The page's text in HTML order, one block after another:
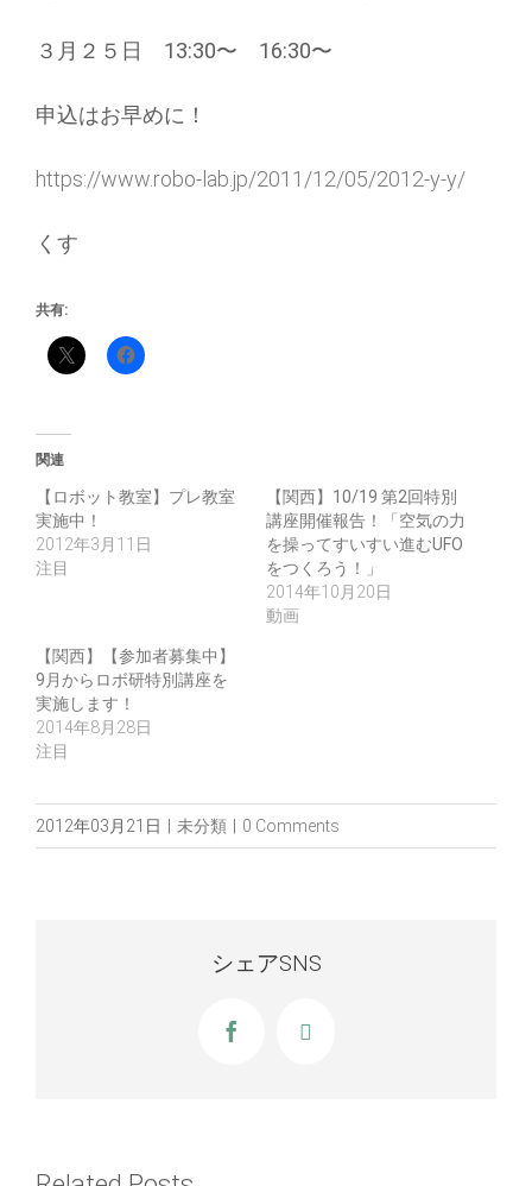
３月２５日 13:30〜 16:30〜
申込はお早めに！
https://www.robo-lab.jp/2011/12/05/2012-y-y/
くす
共有:
関連
【ロボット教室】プレ教室
実施中！
2012年3月11日
注目
【関西】10/19 第2回特別
講座開催報告！「空気の力
を操ってすいすい進むUFO
をつくろう！」
2014年10月20日
動画
【関西】【参加者募集中】
9月からロボ研特別講座を
実施します！
2014年8月28日
注目
2012年03月21日 | 未分類 | 0 Comments
シェアSNS
Facebook
X